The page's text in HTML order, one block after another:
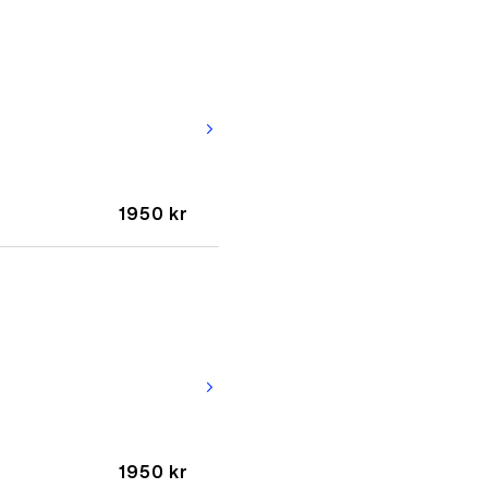
1950 kr
arrow_forward_ios
1950 kr
arrow_forward_ios